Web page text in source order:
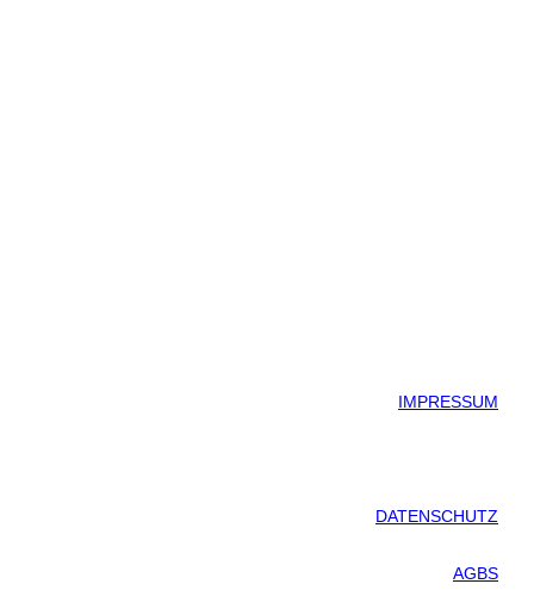
IMPRESSUM
DATENSCHUTZ
AGBS